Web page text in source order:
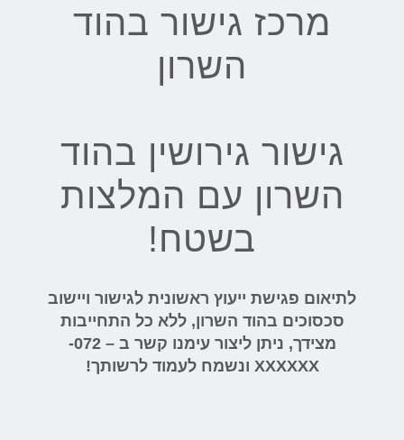
מרכז גישור בהוד
השרון
גישור גירושין בהוד
השרון עם המלצות
בשטח!
לתיאום פגישת ייעוץ ראשונית לגישור ויישוב
סכסוכים בהוד השרון, ללא כל התחייבות
מצידך, ניתן ליצור עימנו קשר ב – 072-
XXXXXX ונשמח לעמוד לרשותך!